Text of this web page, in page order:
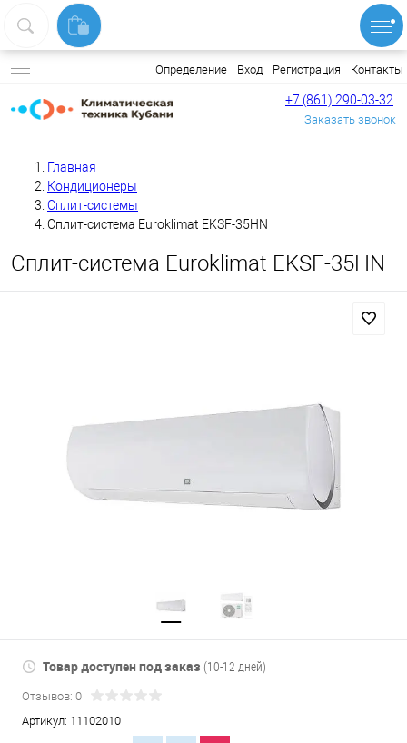
Определение Вход Регистрация Контакты
+7 (861) 290-03-32
Заказать звонок
Главная
Кондиционеры
Сплит-системы
Сплит-система Euroklimat EKSF-35HN
Сплит-система Euroklimat EKSF-35HN
Товар доступен под заказ (10-12 дней)
Отзывов: 0
Артикул: 11102010